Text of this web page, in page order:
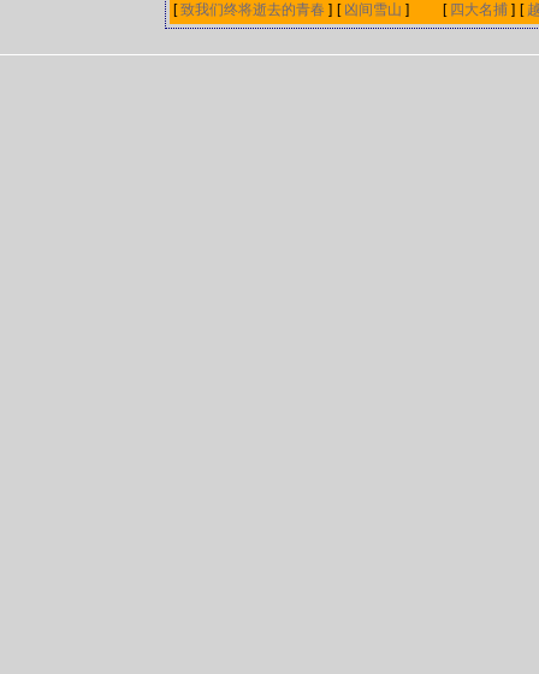
[致我们终将逝去的青春 ] [ 凶间雪山 ] [ 四大名捕 ] [